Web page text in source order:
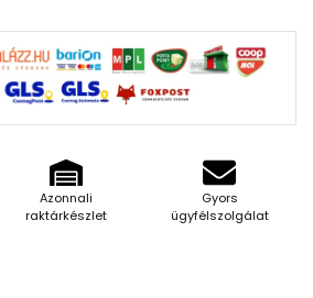
Azonnali
raktárkészlet
Gyors
ügyfélszolgálat